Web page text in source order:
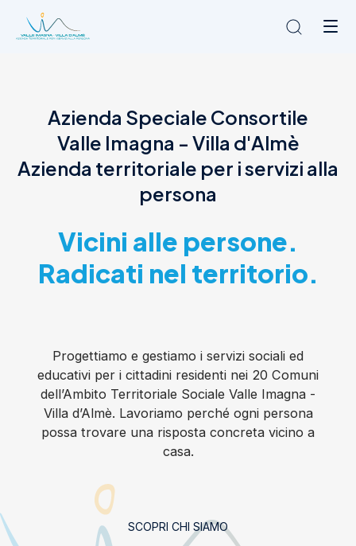
L'Ambito
Cosa facciamo
News
Amministrazione trasparente
Azienda Speciale Consortile
Valle Imagna - Villa d'Almè
Azienda territoriale per i servizi alla
persona
Vicini alle persone.
Radicati nel territorio.
Progettiamo e gestiamo i servizi sociali ed
educativi per i cittadini residenti nei 20 Comuni
dell’Ambito Territoriale Sociale Valle Imagna -
Villa d’Almè. Lavoriamo perché ogni persona
possa trovare una risposta concreta vicino a
casa.
SCOPRI CHI SIAMO